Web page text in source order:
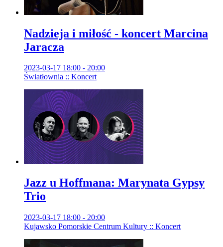
Nadzieja i miłość - koncert Marcina
Jaracza
2023-03-17 18:00 - 20:00
Światłownia :: Koncert
Jazz u Hoffmana: Marynata Gypsy
Trio
2023-03-17 18:00 - 20:00
Kujawsko Pomorskie Centrum Kultury :: Koncert